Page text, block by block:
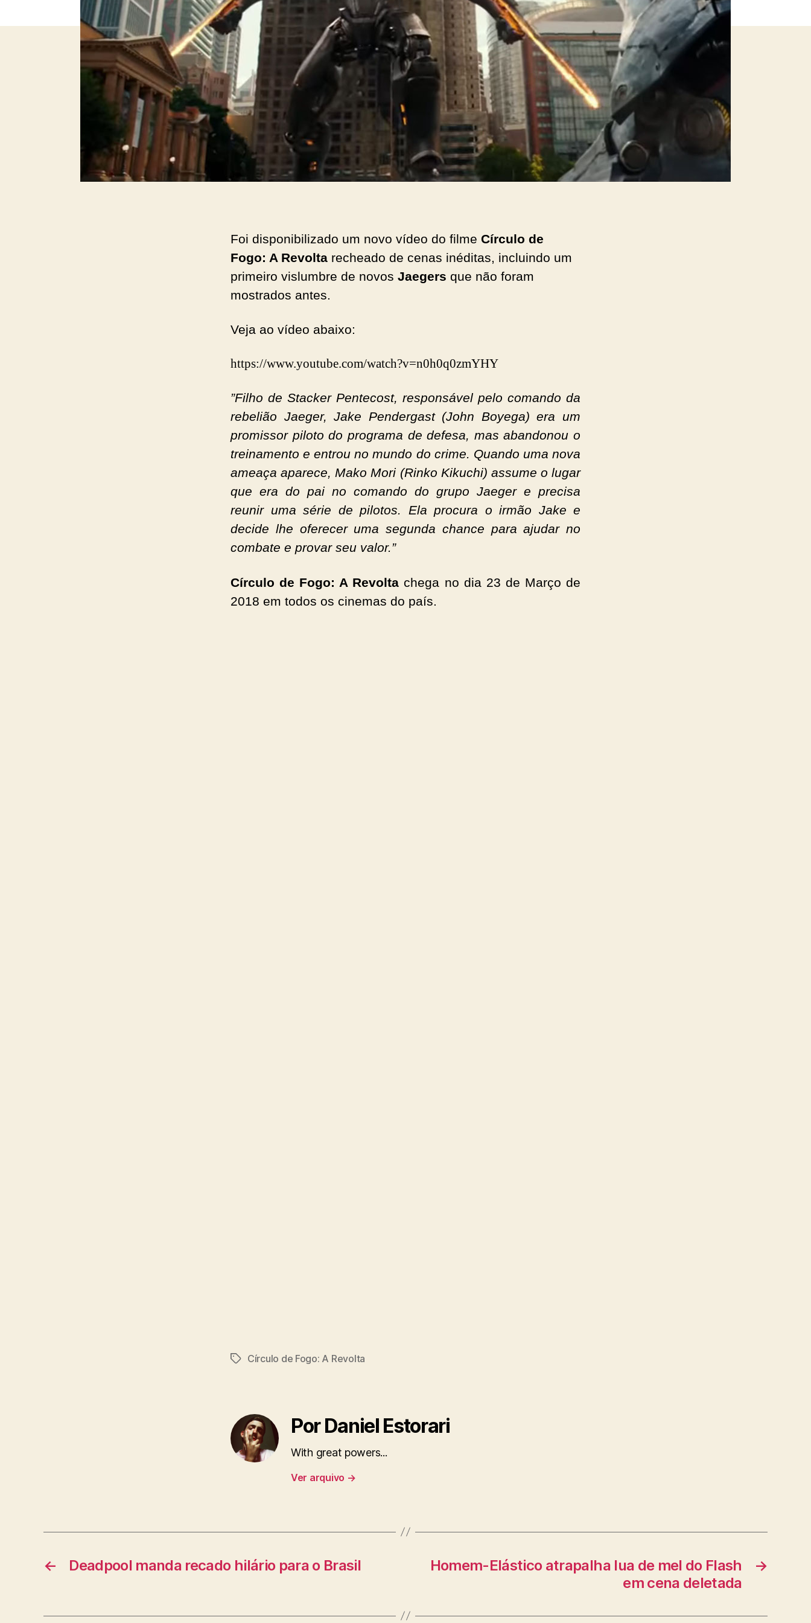
Foi disponibilizado um novo vídeo do filme Círculo de
Fogo: A Revolta recheado de cenas inéditas, incluindo um
primeiro vislumbre de novos Jaegers que não foram
mostrados antes.
Veja ao vídeo abaixo:
https://www.youtube.com/watch?v=n0h0q0zmYHY
”Filho de Stacker Pentecost, responsável pelo comando da
rebelião Jaeger, Jake Pendergast (John Boyega) era um
promissor piloto do programa de defesa, mas abandonou o
treinamento e entrou no mundo do crime. Quando uma nova
ameaça aparece, Mako Mori (Rinko Kikuchi) assume o lugar
que era do pai no comando do grupo Jaeger e precisa
reunir uma série de pilotos. Ela procura o irmão Jake e
decide lhe oferecer uma segunda chance para ajudar no
combate e provar seu valor.”
Círculo de Fogo: A Revolta chega no dia 23 de Março de
2018 em todos os cinemas do país.
TagsCírculo de Fogo: A Revolta
Por Daniel Estorari
With great powers...
Ver arquivo →
← Deadpool manda recado hilário para o Brasil →
Homem-Elástico atrapalha lua de mel do Flash
em cena deletada